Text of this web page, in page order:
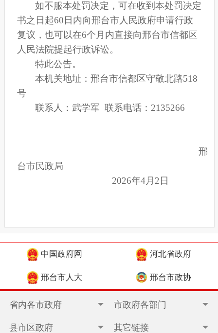
如不服本处罚决定 ，可在收到本处罚决定
书之日起60日内向邢台市人民政府申请行政
复议，也可以在6个月内直接向邢台市信都区
人民法院提起行政诉讼。
特此公告。
本机关地址：邢台市信都区守敬北路518
号
联系人：武学军 联系电话： 2135266
邢
台市民政局
2026年4月2日
中国政府网 河北省政府
邢台市人大 邢台市政协
省内各市政府 市政府各部门
县市区政府 其它链接